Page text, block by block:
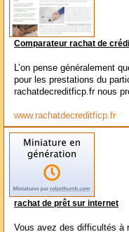
Comparateur rachat de
L’on pense généralement
pour les prestations du
rachatdecreditficp.fr nous
www.rachatdecreditficp.fr
rachat de prêt sur internet
Vous avez des difficultés à